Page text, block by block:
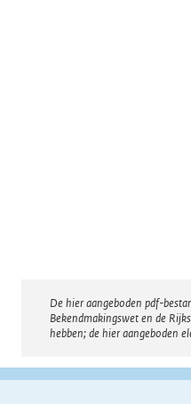
Disclaimer
De hier aangeboden pdf-
Bekendmakingswet en de
hebben; de hier aangeboden